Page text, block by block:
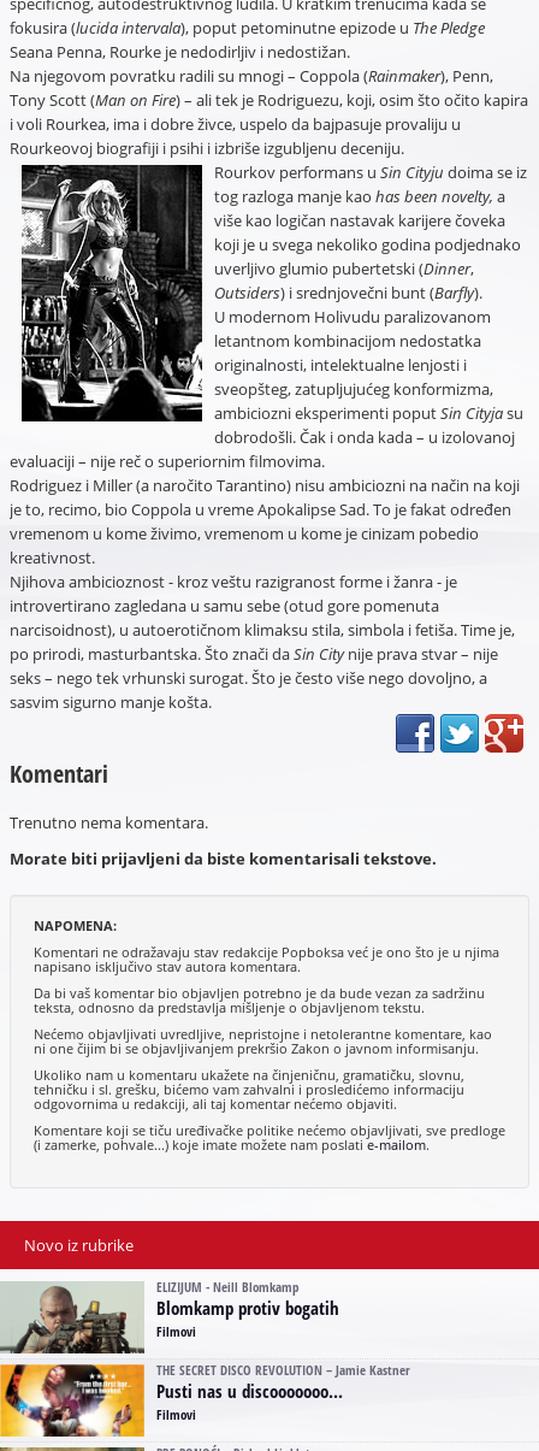
fokusira (lucida intervala), poput petominutne epizode u The Pledge
Seana Penna, Rourke je nedodirljiv i nedostižan.
Na njegovom povratku radili su mnogi – Coppola (Rainmaker), Penn,
Tony Scott (Man on Fire) – ali tek je Rodriguezu, koji, osim što očito kapira
i voli Rourkea, ima i dobre živce, uspelo da bajpasuje provaliju u
Rourkeovoj biografiji i psihi i izbriše izgubljenu deceniju.
Rourkov performans u Sin Cityju doima se iz
tog razloga manje kao has been novelty, a
više kao logičan nastavak karijere čoveka
koji je u svega nekoliko godina podjednako
uverljivo glumio pubertetski (Dinner,
Outsiders) i srednjovečni bunt (Barfly).
U modernom Holivudu paralizovanom
letantnom kombinacijom nedostatka
originalnosti, intelektualne lenjosti i
sveopšteg, zatupljujućeg konformizma,
ambiciozni eksperimenti poputSin Cityjasu
dobrodošli. Čak i onda kada – u izolovanoj
evaluaciji – nije reč o superiornim filmovima.
Rodriguez i Miller (a naročito Tarantino) nisu ambiciozni na način na koji
je to, recimo, bio Coppola u vreme Apokalipse Sad. To je fakat određen
vremenom u kome živimo, vremenom u kome je cinizam pobedio
kreativnost.
Njihova ambicioznost - kroz veštu razigranost forme i žanra - je
introvertirano zagledana u samu sebe (otud gore pomenuta
narcisoidnost), u autoerotičnom klimaksu stila, simbola i fetiša. Time je,
po prirodi, masturbantska. Što znači daSin Citynije prava stvar – nije
seks – nego tek vrhunski surogat. Što je često više nego dovoljno, a
sasvim sigurno manje košta.
Komentari
Trenutno nema komentara.
Morate biti prijavljeni da biste komentarisali tekstove.
NAPOMENA:
Komentari ne odražavaju stav redakcije Popboksa već je ono što je u njima
napisano isključivo stav autora komentara.
Da bi vaš komentar bio objavljen potrebno je da bude vezan za sadržinu
teksta, odnosno da predstavlja mišljenje o objavljenom tekstu.
Nećemo objavljivati uvredljive, nepristojne i netolerantne komentare, kao
ni one čijim bi se objavljivanjem prekršio Zakon o javnom informisanju.
Ukoliko nam u komentaru ukažete na činjeničnu, gramatičku, slovnu,
tehničku i sl. grešku, bićemo vam zahvalni i prosledićemo informaciju
odgovornima u redakciji, ali taj komentar nećemo objaviti.
Komentare koji se tiču uređivačke politike nećemo objavljivati, sve predloge
(i zamerke, pohvale...) koje imate možete nam poslatie-mailom.
Novo iz rubrike
ELIZIJUM - Neill Blomkamp
Blomkamp protiv bogatih
Filmovi
THE SECRET DISCO REVOLUTION – Jamie Kastner
Pusti nas u discooooooo...
Filmovi